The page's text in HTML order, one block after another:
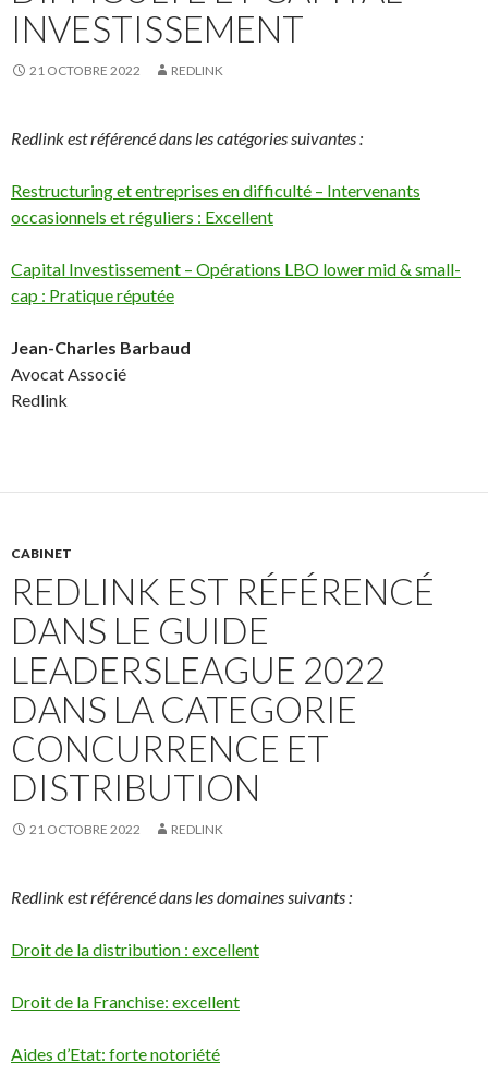
INVESTISSEMENT
21 OCTOBRE 2022 REDLINK
Redlink est référencé dans les catégories suivantes :
Restructuring et entreprises en difficulté – Intervenants
occasionnels et réguliers : Excellent
Capital Investissement – Opérations LBO lower mid & small-
cap : Pratique réputée
Jean-Charles Barbaud
Avocat Associé
Redlink
CABINET
REDLINK EST RÉFÉRENCÉ
DANS LE GUIDE
LEADERSLEAGUE 2022
DANS LA CATEGORIE
CONCURRENCE ET
DISTRIBUTION
21 OCTOBRE 2022 REDLINK
Redlink est référencé dans les domaines suivants :
Droit de la distribution : excellent
Droit de la Franchise: excellent
Aides d’Etat: forte notoriété